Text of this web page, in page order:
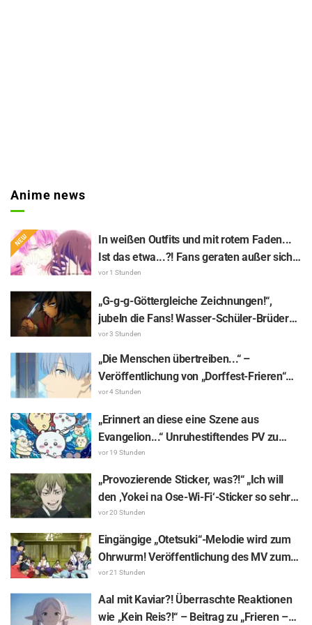
Anime news
In weißen Outfits und mit rotem Faden...
Ist das etwa...?! Fans geraten außer sich
über das Magazin-Cover von „Tamon’s B-
sterbe vor Niedlichkeit...“, „Wie krass!“
vor 1 Stunden
„G-g-g-Göttergleiche Zeichnungen!“,
jubeln die Fans! Wasser-Schüler-Brüder
Tanjirō Kamado & Giyū Tomioka auf den
Illustrationen zur ersten Phase des
„Demon Slayer: Kimetsu no Yaiba“-Cafés
als „viel zu cool“ bezeichnet
vor 3 Stunden
„Die Menschen übertreiben...“ –
Veröffentlichung von „Dorffest-Frieren“
sorgt für meisterhafte und sofortige
Auflösung des Anspielungseffekts!
Reaktionen zu „Frieren – Nach dem Ende
der Reise“ wie „Sie ist wohl eine Tsunde-
vor 4 Stunden
„Erinnert an diese eine Szene aus
Evangelion...“ Unruhestiftendes PV zu
„Chiikawa The Movie: The Secret of the
Mermaid Island“, in dem Hachiware singt,
sorgt für Gesprächsstoff
vor 19 Stunden
„Provozierende Sticker, was?!“ „Ich will
den ‚Yokei na Ose-Wi-Fi‘-Sticker so sehr
benutzen!“ – Erscheinen der 8. LINE-
Sticker-Reihe zu „The Culling Game“ sorgt
für Begeisterung bei den Fans
vor 20 Stunden
Eingängige „Otetsuki“-Melodie wird zum
Ohrwurm! Veröffentlichung des MV zum
Insert-Song aus „The Elusive Samurai“
sorgt mit Reaktionen wie „In der Reiwa-
Ära ein Charasong zu einem historischen
vor 21 Stunden
Aal mit Kaviar?! Überraschte Reaktionen
wie „Kein Reis?!“ – Beitrag zu „Frieren –